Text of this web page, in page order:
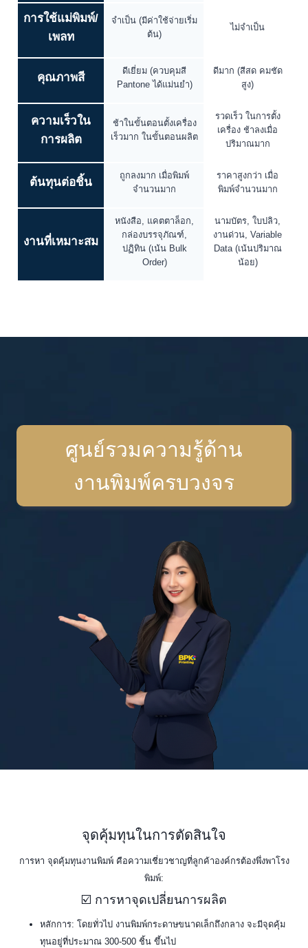
การใช้แม่พิมพ์/
เพลท
จำเป็น (มีค่าใช้จ่ายเริ่ม
ต้น)
ไม่จำเป็น
คุณภาพสี
ดีเยี่ยม (ควบคุมสี
Pantone ได้แม่นยำ)
ดีมาก (สีสด คมชัด
สูง)
ความเร็วใน
การผลิต
ช้าในขั้นตอนตั้งเครื่อง
เร็วมาก ในขั้นตอนผลิต
รวดเร็ว ในการตั้ง
เครื่อง ช้าลงเมื่อ
ปริมาณมาก
ต้นทุนต่อชิ้น
ถูกลงมาก เมื่อพิมพ์
จำนวนมาก
ราคาสูงกว่า เมื่อ
พิมพ์จำนวนมาก
งานที่เหมาะสม
หนังสือ, แคตตาล็อก,
กล่องบรรจุภัณฑ์,
ปฏิทิน (เน้น Bulk
Order)
นามบัตร, ใบปลิว,
งานด่วน, Variable
Data (เน้นปริมาณ
น้อย)
ศูนย์รวมความรู้ด้าน
งานพิมพ์ครบวงจร
จุดคุ้มทุนในการตัดสินใจ
การหา จุดคุ้มทุนงานพิมพ์ คือความเชี่ยวชาญที่ลูกค้าองค์กรต้องพึ่งพาโรง
พิมพ์:
☑️ การหาจุดเปลี่ยนการผลิต
หลักการ: โดยทั่วไป งานพิมพ์กระดาษขนาดเล็กถึงกลาง จะมีจุดคุ้ม
ทุนอยู่ที่ประมาณ 300-500 ชิ้น ขึ้นไป